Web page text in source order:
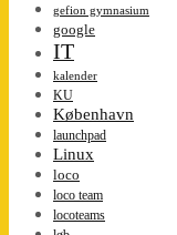
gefion gymnasium
google
IT
kalender
KU
København
launchpad
Linux
loco
loco team
locoteams